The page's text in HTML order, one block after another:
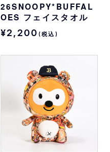
26SNOOPY*BUFFAL
OES フェイスタオル
¥2,200 (税込)